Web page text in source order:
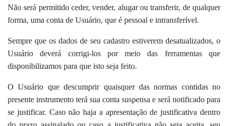
Não será permitido ceder, vender, alugar ou transferir, de qualquer
forma, uma conta de Usuário, que é pessoal e intransferível.
Sempre que os dados de seu cadastro estiverem desatualizados, o
Usuário deverá corrigi-los por meio das ferramentas que
disponibilizamos para que isto seja feito.
O Usuário que descumprir quaisquer das normas contidas no
presente instrumento terá sua conta suspensa e será notificado para
se justificar. Caso não haja a apresentação de justificativa dentro